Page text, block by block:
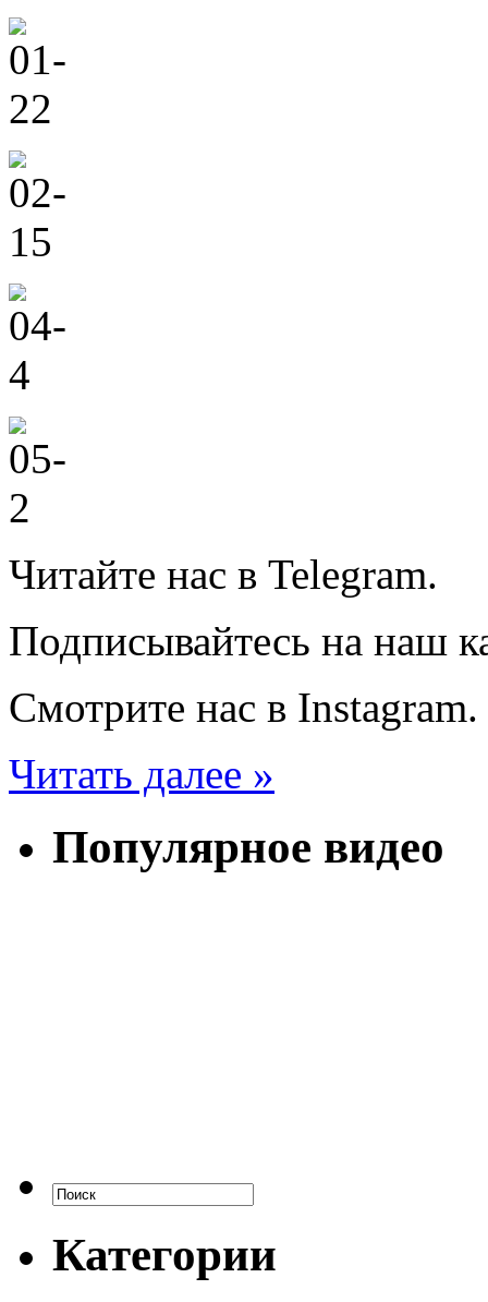
Читайте нас в Telegram.
Подписывайтесь на наш
Смотрите нас в Instagram.
Читать далее »
Популярное видео
Категории